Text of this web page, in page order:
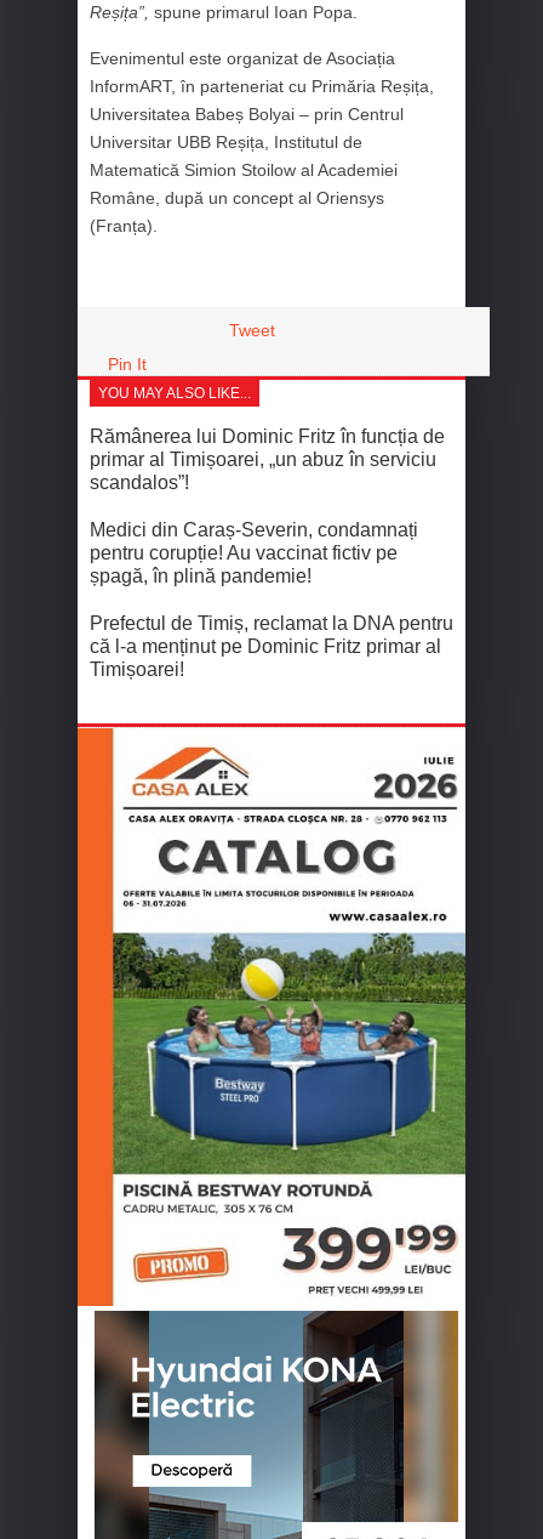
Reșița”, spune primarul Ioan Popa.
Evenimentul este organizat de Asociația
InformART, în parteneriat cu Primăria Reșița,
Universitatea Babeș Bolyai – prin Centrul
Universitar UBB Reșița, Institutul de
Matematică Simion Stoilow al Academiei
Române, după un concept al Oriensys
(Franța).
Tweet
Pin It
YOU MAY ALSO LIKE...
Rămânerea lui Dominic Fritz în funcția de
primar al Timișoarei, „un abuz în serviciu
scandalos”!
Medici din Caraș-Severin, condamnați
pentru corupție! Au vaccinat fictiv pe
șpagă, în plină pandemie!
Prefectul de Timiș, reclamat la DNA pentru
că l-a menținut pe Dominic Fritz primar al
Timișoarei!